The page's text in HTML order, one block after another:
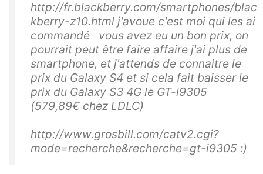
http://fr.blackberry.com/smartphones/blac
kberry-z10.html j'avoue c'est moi qui les ai
commandé vous avez eu un bon prix, on
pourrait peut être faire affaire j'ai plus de
smartphone, et j'attends de connaitre le
prix du Galaxy S4 et si cela fait baisser le
prix du Galaxy S3 4G le GT-i9305
(579,89€ chez LDLC)
http://www.grosbill.com/catv2.cgi?
mode=recherche&recherche=gt-i9305 :)